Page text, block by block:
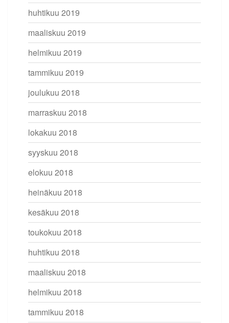
huhtikuu 2019
maaliskuu 2019
helmikuu 2019
tammikuu 2019
joulukuu 2018
marraskuu 2018
lokakuu 2018
syyskuu 2018
elokuu 2018
heinäkuu 2018
kesäkuu 2018
toukokuu 2018
huhtikuu 2018
maaliskuu 2018
helmikuu 2018
tammikuu 2018